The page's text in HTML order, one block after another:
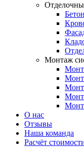
Монтаж
О нас
Отзывы
Наша команда
Расчёт